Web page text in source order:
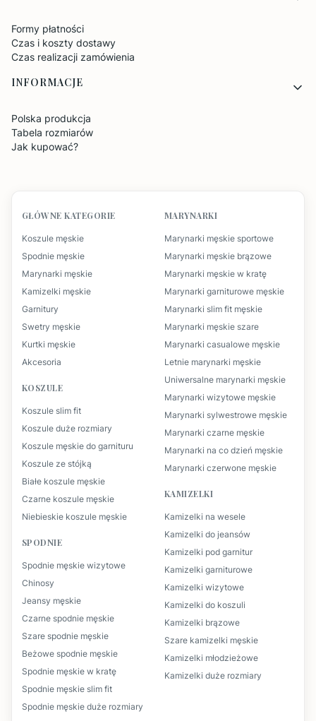
Formy płatności
Czas i koszty dostawy
Czas realizacji zamówienia
INFORMACJE
Polska produkcja
Tabela rozmiarów
Jak kupować?
GŁÓWNE KATEGORIE
Koszule męskie
Spodnie męskie
Marynarki męskie
Kamizelki męskie
Garnitury
Swetry męskie
Kurtki męskie
Akcesoria
KOSZULE
Koszule slim fit
Koszule duże rozmiary
Koszule męskie do garnituru
Koszule ze stójką
Białe koszule męskie
Czarne koszule męskie
Niebieskie koszule męskie
SPODNIE
Spodnie męskie wizytowe
Chinosy
Jeansy męskie
Czarne spodnie męskie
Szare spodnie męskie
Beżowe spodnie męskie
Spodnie męskie w kratę
Spodnie męskie slim fit
Spodnie męskie duże rozmiary
MARYNARKI
Marynarki męskie sportowe
Marynarki męskie brązowe
Marynarki męskie w kratę
Marynarki garniturowe męskie
Marynarki slim fit męskie
Marynarki męskie szare
Marynarki casualowe męskie
Letnie marynarki męskie
Uniwersalne marynarki męskie
Marynarki wizytowe męskie
Marynarki sylwestrowe męskie
Marynarki czarne męskie
Marynarki na co dzień męskie
Marynarki czerwone męskie
KAMIZELKI
Kamizelki na wesele
Kamizelki do jeansów
Kamizelki pod garnitur
Kamizelki garniturowe
Kamizelki wizytowe
Kamizelki do koszuli
Kamizelki brązowe
Szare kamizelki męskie
Kamizelki młodzieżowe
Kamizelki duże rozmiary